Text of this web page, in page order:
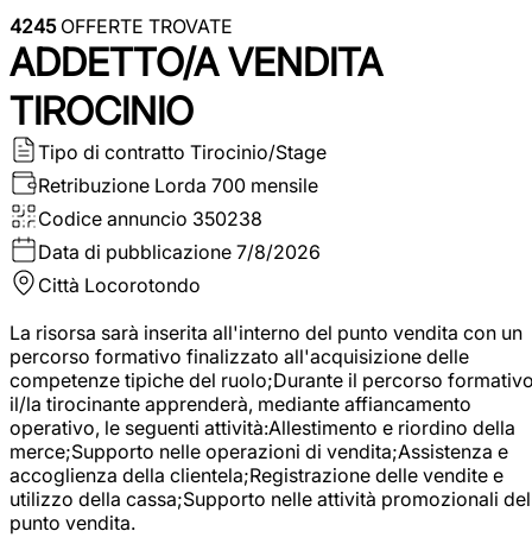
4245OFFERTE TROVATE
ADDETTO/A VENDITA
TIROCINIO
Tipo di contratto Tirocinio/Stage
Retribuzione Lorda 700 mensile
Codice annuncio 350238
Data di pubblicazione 7/8/2026
Città Locorotondo
La risorsa sarà inserita all'interno del punto vendita con un
percorso formativo finalizzato all'acquisizione delle
competenze tipiche del ruolo;Durante il percorso
il/la tirocinante apprenderà, mediante affiancamento
operativo, le seguenti attività:Allestimento e riordino della
merce;Supporto nelle operazioni di vendita;Assistenza e
accoglienza della clientela;Registrazione delle vendite e
utilizzo della cassa;Supporto nelle attività promozionali del
punto vendita.